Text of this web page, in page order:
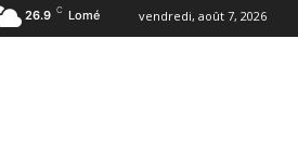
26.9 C Lomé vendredi, août 7, 2026